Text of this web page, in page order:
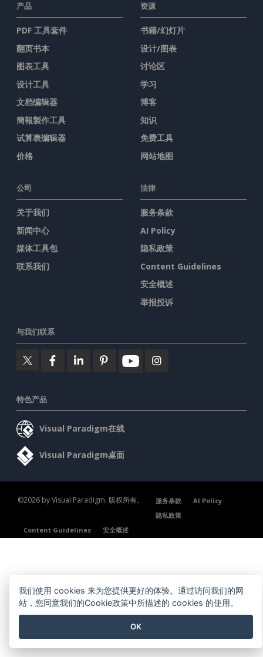
产品
PDF 工具套件
翻页书本
图表工具
设计工具
文档编辑器
簡報製作工具
试算表编辑器
价格
资源
书籍/幻灯片
设计/图表
讨论区
学习
博客
知识
免费工具
网站地图
公司
关于我们
新闻中心
媒体工具包
联系我们
法律
服务条款
AI Policy
隐私政策
Content Guidelines
安全概述
举报投诉
与我们联系
特色产品
Visual Paradigm在线
Visual Paradigm桌面
©2026 by Visual Paradigm. 版权所有。 服务条款
AI Policy
隐私政策
Content Guidelines
安全概述
我们使用 cookies 来为您提供更好的体验。通过访问我们的网
站，您同意我们的Cookie政策中所描述的 cookies 的使用。
OK